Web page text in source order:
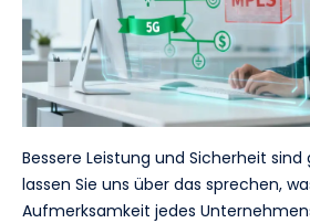
Bessere Leistung und Sicherheit
lassen Sie uns über das sprechen,
Aufmerksamkeit jedes